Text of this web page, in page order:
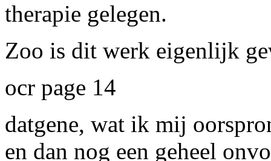
therapie gelegen.
Zoo is dit werk eigenlijk
ocr page 14
datgene, wat ik mij
en dan nog een geheel